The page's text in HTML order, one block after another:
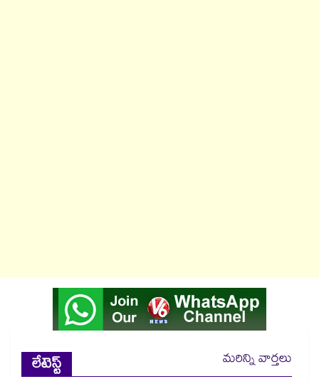
లేటెస్ట్
మరిన్ని వార్తలు